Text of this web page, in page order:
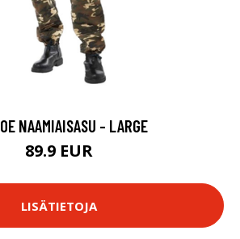
NAAMIAISASU - LARGE
89.9 EUR
LISÄTIETOJA